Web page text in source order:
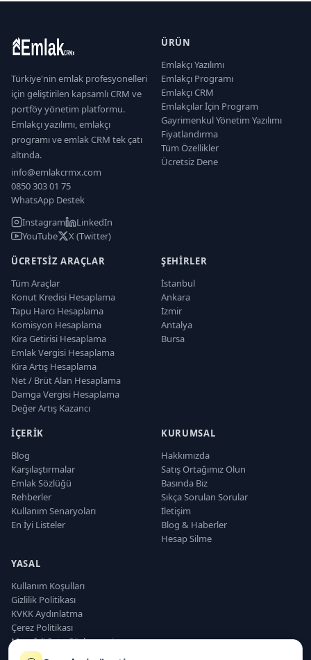
Türkiye'nin emlak profesyonelleri
için geliştirilen kapsamlı CRM ve
portföy yönetim platformu.
Emlakçı yazılımı, emlakçı
programı ve emlak CRM tek çatı
altında.
info@emlakcrmx.com
0850 303 01 75
WhatsApp Destek
Instagram
LinkedIn
YouTube
X (Twitter)
ÜRÜN
Emlakçı Yazılımı
Emlakçı Programı
Emlakçı CRM
Emlakçılar İçin Program
Gayrimenkul Yönetim Yazılımı
Fiyatlandırma
Tüm Özellikler
Ücretsiz Dene
ÜCRETSIZ ARAÇLAR
Tüm Araçlar
Konut Kredisi Hesaplama
Tapu Harcı Hesaplama
Komisyon Hesaplama
Kira Getirisi Hesaplama
Emlak Vergisi Hesaplama
Kira Artış Hesaplama
Net / Brüt Alan Hesaplama
Damga Vergisi Hesaplama
Değer Artış Kazancı
ŞEHIRLER
İstanbul
Ankara
İzmir
Antalya
Bursa
İÇERIK
Blog
Karşılaştırmalar
Emlak Sözlüğü
Rehberler
Kullanım Senaryoları
En İyi Listeler
KURUMSAL
Hakkımızda
Satış Ortağımız Olun
Basında Biz
Sıkça Sorulan Sorular
İletişim
Blog & Haberler
Hesap Silme
YASAL
Kullanım Koşulları
Gizlilik Politikası
KVKK Aydınlatma
Çerez Politikası
Mesafeli Satış Sözleşmesi
Sorumluluk Reddi